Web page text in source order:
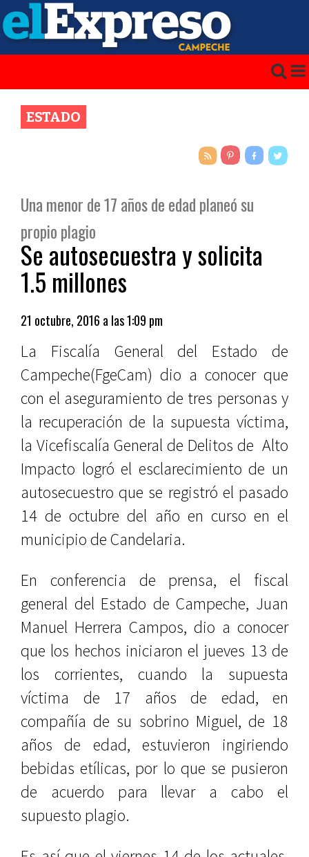
ESTADO
Una menor de 17 años de edad planeó su
propio plagio
Se autosecuestra y solicita
1.5 millones
21 octubre, 2016 a las 1:09 pm
La Fiscalía General del Estado de
Campeche(FgeCam) dio a conocer que
con el aseguramiento de tres personas y
la recuperación de la supuesta víctima,
la Vicefiscalía General de Delitos de Alto
Impacto logró el esclarecimiento de un
autosecuestro que se registró el pasado
14 de octubre del año en curso en el
municipio de Candelaria.
En conferencia de prensa, el fiscal
general del Estado de Campeche, Juan
Manuel Herrera Campos, dio a conocer
que los hechos iniciaron el jueves 13 de
los corrientes, cuando la supuesta
víctima de 17 años de edad, en
compañía de su sobrino Miguel, de 18
años de edad, estuvieron ingiriendo
bebidas etílicas, por lo que se pusieron
de acuerdo para llevar a cabo el
supuesto plagio.